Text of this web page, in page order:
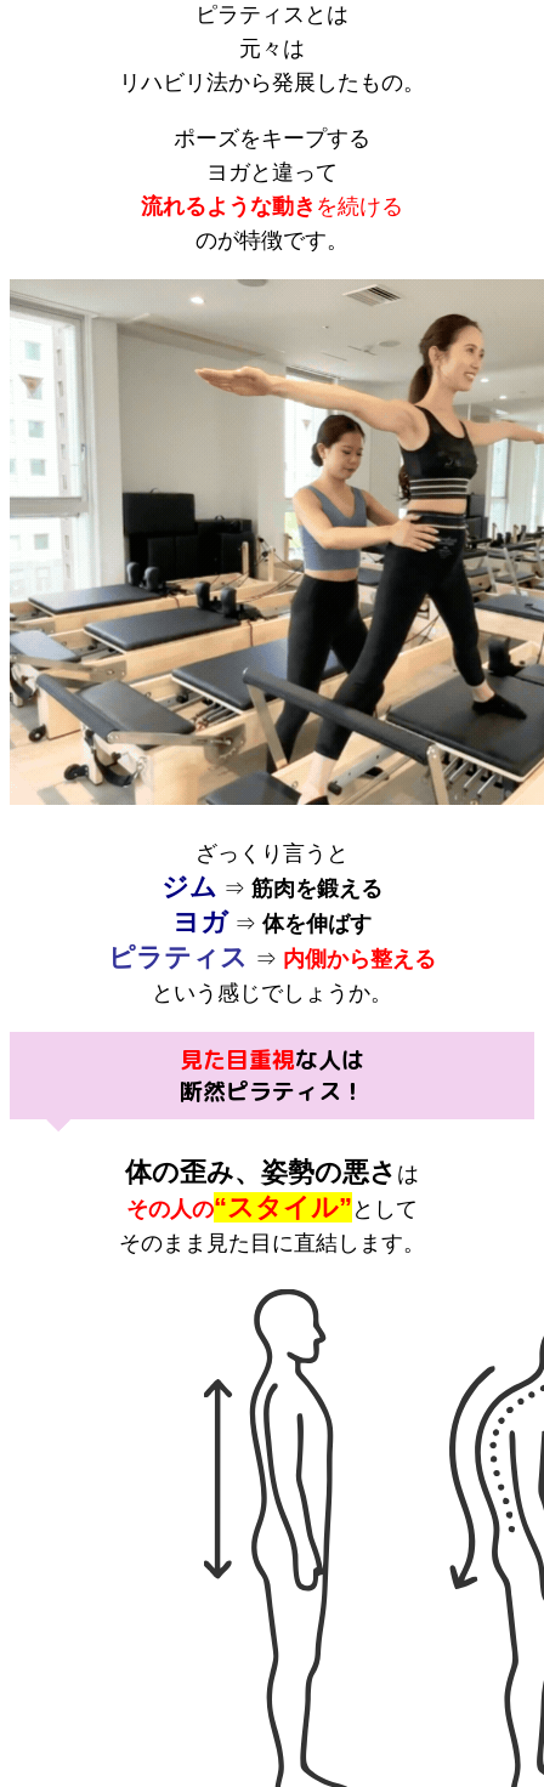
ピラティスとは
元々は
リハビリ法から発展したもの。
ポーズをキープする
ヨガと違って
流れるような動き を続ける
のが特徴です。
ざっくり言うと
ジム ⇒ 筋肉を鍛える
ヨガ ⇒ 体を伸ばす
ピラティス ⇒ 内側から整える
という感じでしょうか。
見た目重視な人は
断然ピラティス！
体の歪み、姿勢の悪さ は
その人の“スタイル” として
そのまま見た目に直結します。